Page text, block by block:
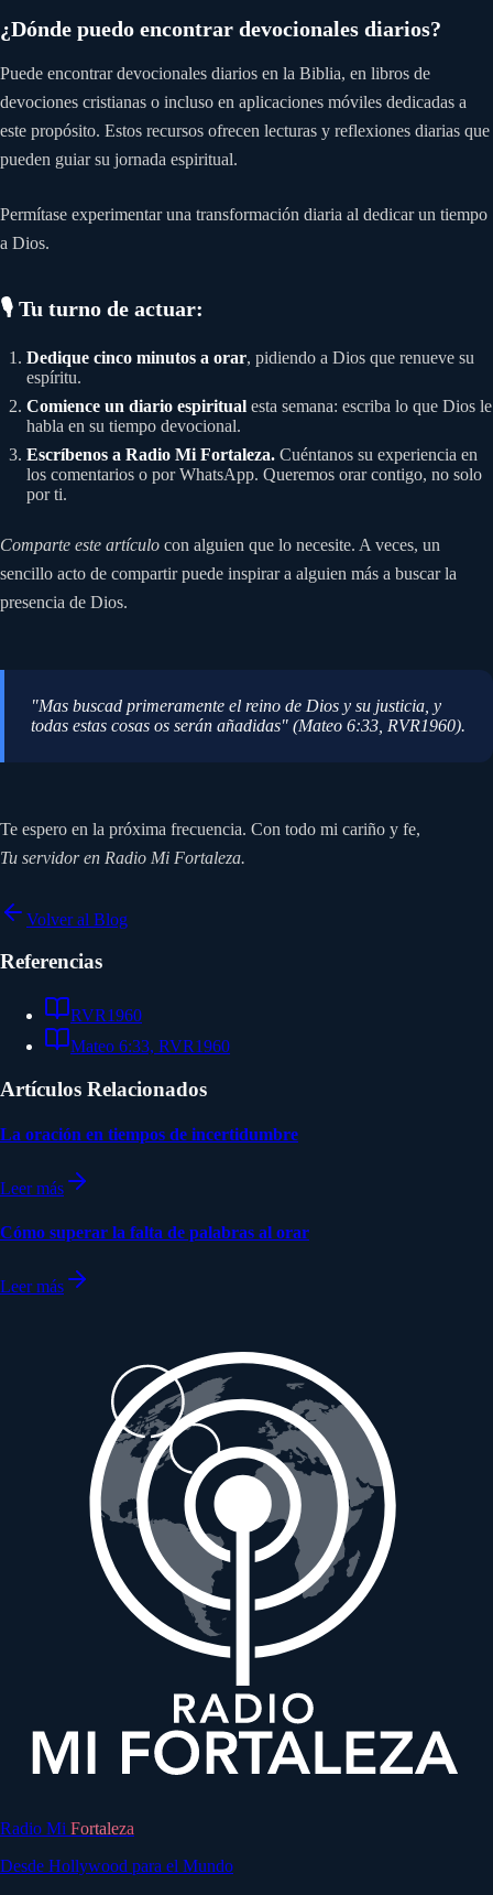
¿Dónde puedo encontrar devocionales diarios?
Puede encontrar devocionales diarios en la Biblia, en libros de
devociones cristianas o incluso en aplicaciones móviles dedicadas a
este propósito. Estos recursos ofrecen lecturas y reflexiones diarias que
pueden guiar su jornada espiritual.
Permítase experimentar una transformación diaria al dedicar un tiempo
a Dios.
🎙️ Tu turno de actuar:
Dedique cinco minutos a orar, pidiendo a Dios que renueve su
espíritu.
Comience un diario espiritual esta semana: escriba lo que Dios le
habla en su tiempo devocional.
Escríbenos a Radio Mi Fortaleza. Cuéntanos su experiencia en
los comentarios o por WhatsApp. Queremos orar contigo, no solo
por ti.
Comparte este artículo con alguien que lo necesite. A veces, un
sencillo acto de compartir puede inspirar a alguien más a buscar la
presencia de Dios.
"Mas buscad primeramente el reino de Dios y su justicia, y
todas estas cosas os serán añadidas" (Mateo 6:33, RVR1960).
Te espero en la próxima frecuencia. Con todo mi cariño y fe,
Tu servidor en Radio Mi Fortaleza.
Volver al Blog
Referencias
RVR1960
Mateo 6:33, RVR1960
Artículos Relacionados
La oración en tiempos de incertidumbre
Leer más
Cómo superar la falta de palabras al orar
Leer más
Radio Mi Fortaleza
Desde Hollywood para el Mundo